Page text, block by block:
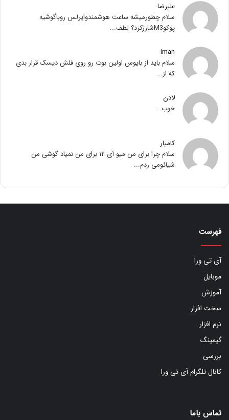
علیرضا
سلام چطورمیشه ساعت هوشمندوایرلس روباگوشیه
پوکوM3شارژکرد؟ لطف...
iman
سلام باید از بایوس اولین بوت رو روی فلش دیسک قرار بدی
که از...
لادن
خوب...
کامیار
سلام چرا برای من میو آی ۱۲ برای من نمیاد گوشی من
شیائومی ردم...
فهرست
آی تی ورا
موبایل
آموزش
سخت افزار
نرم افزار
گیمینگ
بررسی
کانال تلگرام آی تی ورا
تماس باما